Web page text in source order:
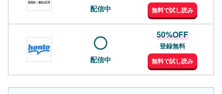
配信中 無料で試し読み
配信中
50%OFF
登録無料
無料で試し読み